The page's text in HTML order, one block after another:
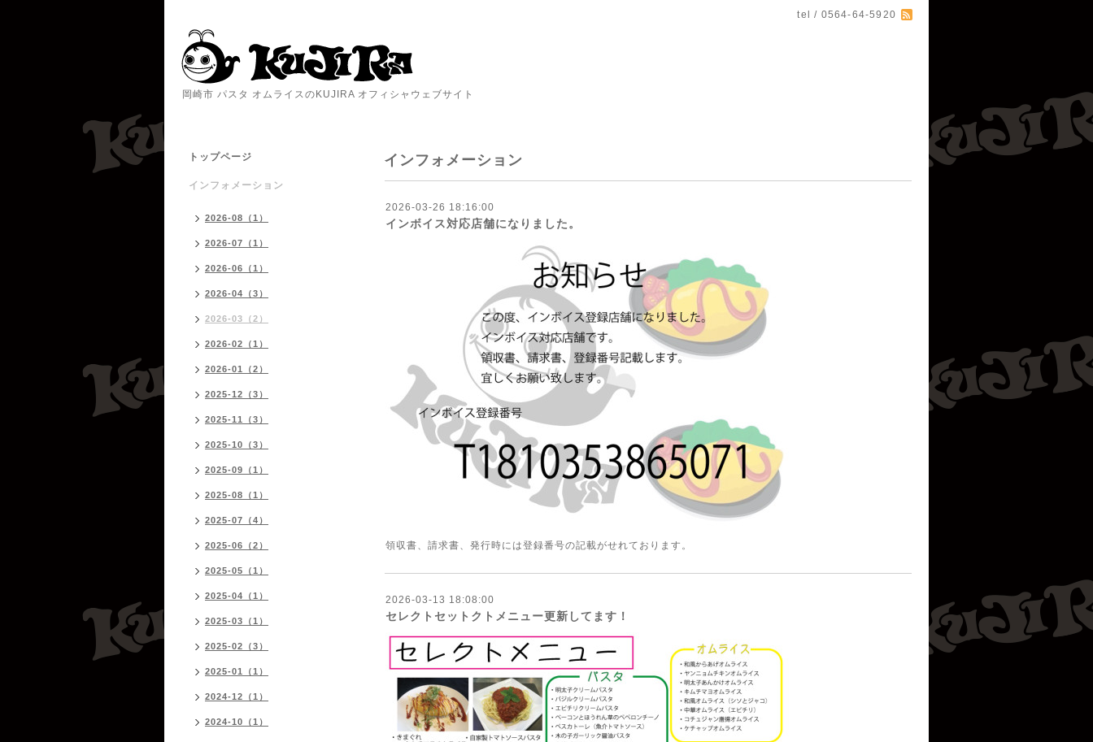
tel / 0564-64-5920
岡崎市 パスタ オムライスのKUJIRA オフィシャウェブサイト
インフォメーション
2026-03-26 18:16:00
インボイス対応店舗になりました。
領収書、請求書、発行時には登録番号の記載がせれております。
2026-03-13 18:08:00
セレクトセットクトメニュー更新してます！
トップページ
インフォメーション
2026-08（1）
2026-07（1）
2026-06（1）
2026-04（3）
2026-03（2）
2026-02（1）
2026-01（2）
2025-12（3）
2025-11（3）
2025-10（3）
2025-09（1）
2025-08（1）
2025-07（4）
2025-06（2）
2025-05（1）
2025-04（1）
2025-03（1）
2025-02（3）
2025-01（1）
2024-12（1）
2024-10（1）